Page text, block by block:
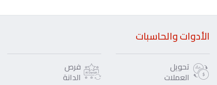
الأدوات والحاسبات
تحويل
العملات
فرص
الدانة